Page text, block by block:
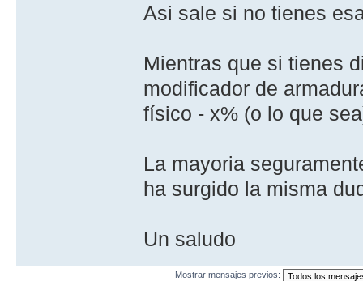
Asi sale si no tienes
Mientras que si tienes
modificador de
físico - x% (o lo que
La mayoria
ha surgido la misma
Un saludo
Mostrar mensajes previos: